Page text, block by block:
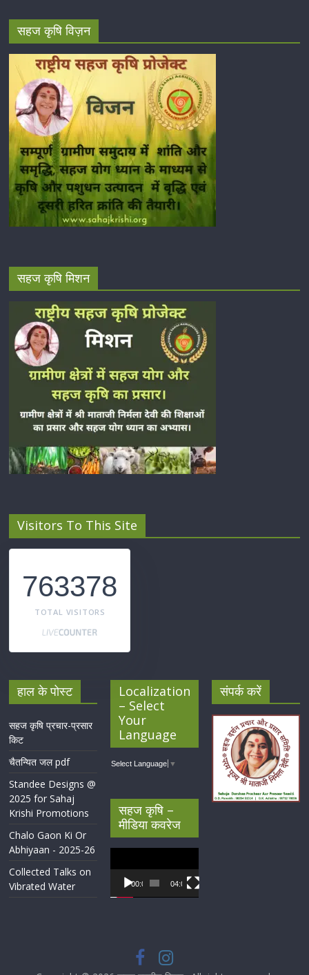
सहज कृषि विज़न
सहज कृषि मिशन
Visitors To This Site
763378
TOTAL VISITORS
हाल के पोस्ट
सहज कृषि प्रचार-प्रसार
किट
चैतन्यित जल pdf
Standee Designs @
2025 for Sahaj
Krishi Promotions
Chalo Gaon Ki Or
Abhiyaan - 2025-26
Collected Talks on
Vibrated Water
Localization
– Select
Your
Language
Select Language ▼
सहज कृषि –
मीडिया कवरेज
Player
00:00 04:07
संपर्क करें